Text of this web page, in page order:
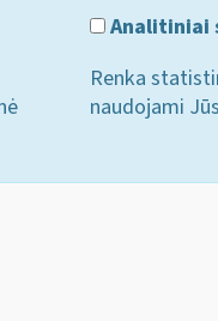
Analitiniai
Renka
naudojami